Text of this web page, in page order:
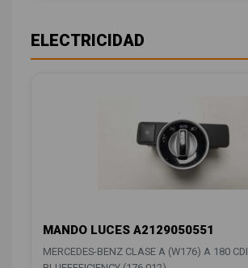
ELECTRICIDAD
MANDO LUCES A2129050551
MERCEDES-BENZ CLASE A (W176) A 180 CDI